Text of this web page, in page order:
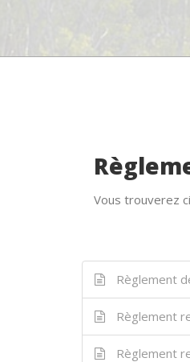
Vous trouverez
Règlement
Règlement
Règlement